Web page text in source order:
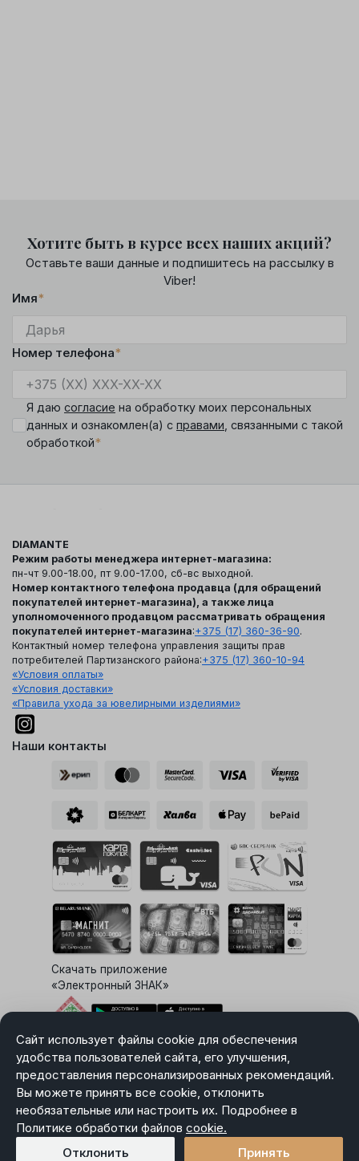
Сайт использует файлы cookie для обеспечения
удобства пользователей сайта, его улучшения,
предоставления персонализированных рекомендаций.
Вы можете принять все cookie, отклонить
необязательные или настроить их. Подробнее в
Политике обработки файлов cookie.
Отклонить
Принять
Хотите быть в курсе всех наших акций?
Оставьте ваши данные и подпишитесь на рассылку в
Viber!
Имя*
Номер телефона*
Я даю согласие на обработку моих персональных
данных и ознакомлен(а) с правами , связанными с такой
обработкой*
DIAMANTE
Режим работы менеджера интернет-магазина:
пн-чт 9.00-18.00, пт 9.00-17.00, сб-вс выходной.
Номер контактного телефона продавца (для обращений
покупателей интернет-магазина), а также лица
уполномоченного продавцом рассматривать обращения
покупателей интернет-магазина:+375 (17) 360-36-90.
Контактный номер телефона управления защиты прав
потребителей Партизанского района:+375 (17) 360-10-94
«Условия оплаты»
«Условия доставки»
«Правила ухода за ювелирными изделиями»
Наши контакты
Скачать приложение
«Электронный ЗНАК»
Выбор настроек Cookie
Карта сайта
Политика в отношении обработки персональных данных
Пользовательское соглашение